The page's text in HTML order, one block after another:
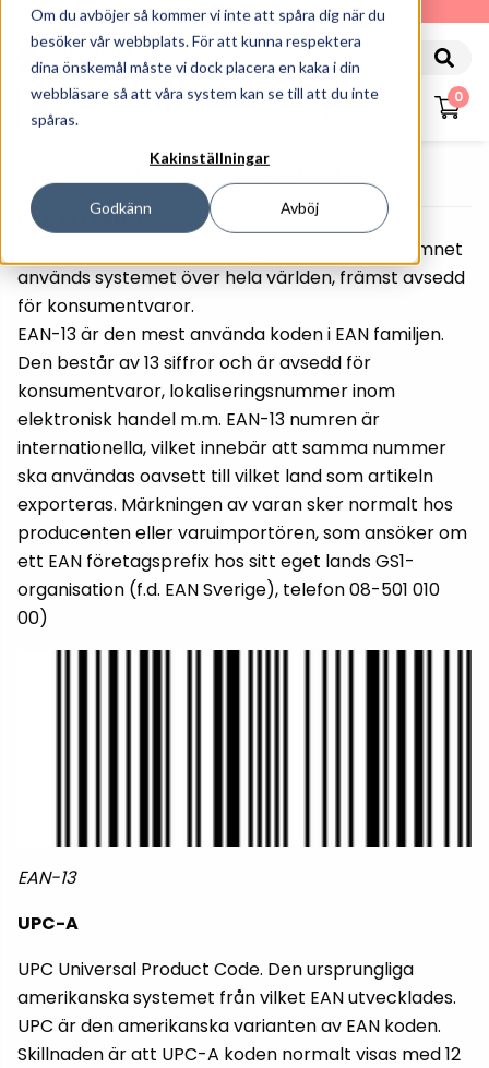
Om du avböjer så kommer vi inte att spåra dig när du
besöker vår webbplats. För att kunna respektera
dina önskemål måste vi dock placera en kaka i din
webbläsare så att våra system kan se till att du inte
spåras.
Kakinställningar
Godkänn Avböj
010-162 61 90
0
Allt Om Streckkoder
GS1-13 / EAN-13.
European Article Numbering dvs. EAN. Trots namnet
används systemet över hela världen, främst avsedd
för konsumentvaror.
EAN-13 är den mest använda koden i EAN familjen.
Den består av 13 siffror och är avsedd för
konsumentvaror, lokaliseringsnummer inom
elektronisk handel m.m. EAN-13 numren är
internationella, vilket innebär att samma nummer
ska användas oavsett till vilket land som artikeln
exporteras. Märkningen av varan sker normalt hos
producenten eller varuimportören, som ansöker om
ett EAN företagsprefix hos sitt eget lands GS1-
organisation (f.d. EAN Sverige), telefon 08-501 010
00)
EAN-13
UPC-A
UPC Universal Product Code. Den ursprungliga
amerikanska systemet från vilket EAN utvecklades.
UPC är den amerikanska varianten av EAN koden.
Skillnaden är att UPC-A koden normalt visas med 12